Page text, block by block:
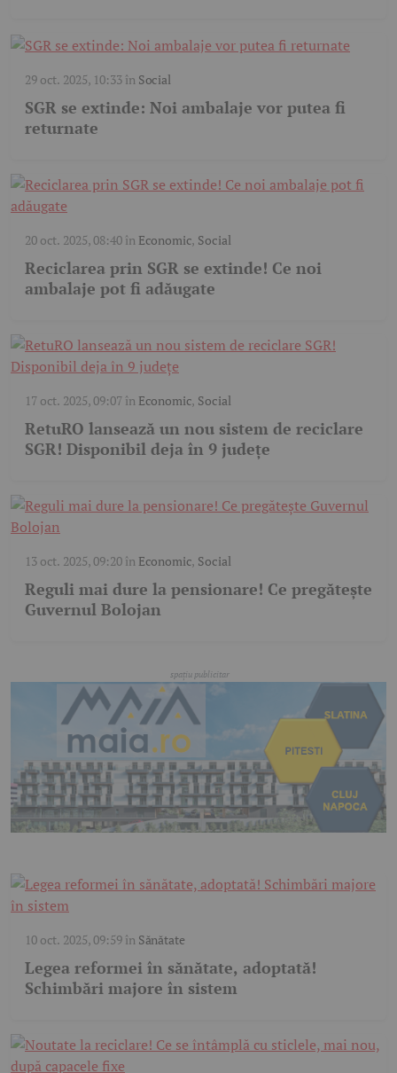
29 oct. 2025, 10:33în Social
SGR se extinde: Noi ambalaje vor putea fi
returnate
20 oct. 2025, 08:40în Economic, Social
Reciclarea prin SGR se extinde! Ce noi
ambalaje pot fi adăugate
17 oct. 2025, 09:07în Economic, Social
RetuRO lansează un nou sistem de reciclare
SGR! Disponibil deja în 9 județe
13 oct. 2025, 09:20în Economic, Social
Reguli mai dure la pensionare! Ce pregătește
Guvernul Bolojan
10 oct. 2025, 09:59în Sănătate
Legea reformei în sănătate, adoptată!
Schimbări majore în sistem